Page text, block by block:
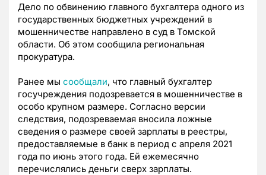
Дело по обвинению главного бухгалтера одного из
государственных бюджетных учреждений в
мошенничестве направлено в суд в Томской
области. Об этом сообщила региональная
прокуратура.
Ранее мы сообщали, что главный бухгалтер
госучреждения подозревается в мошенничестве в
особо крупном размере. Согласно версии
следствия, подозреваемая вносила ложные
сведения о размере своей зарплаты в реестры,
предоставляемые в банк в период с апреля 2021
года по июнь этого года. Ей ежемесячно
перечислялись деньги сверх зарплаты.